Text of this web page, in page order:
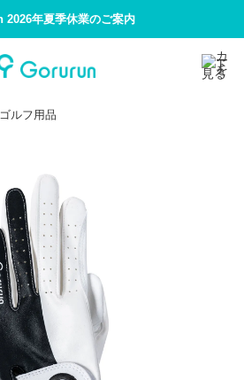
2026年夏季休業のご案内
ゴルフ用品